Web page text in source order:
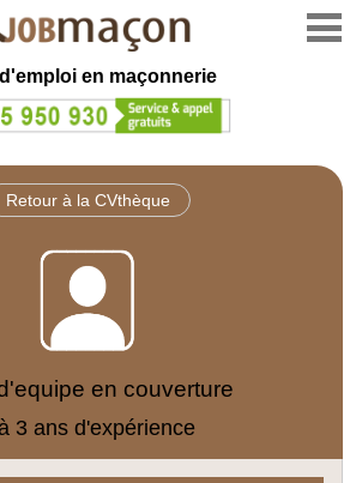
en maçonnerie
Retour à la CVthèque
en couverture
3 ans d'expérience